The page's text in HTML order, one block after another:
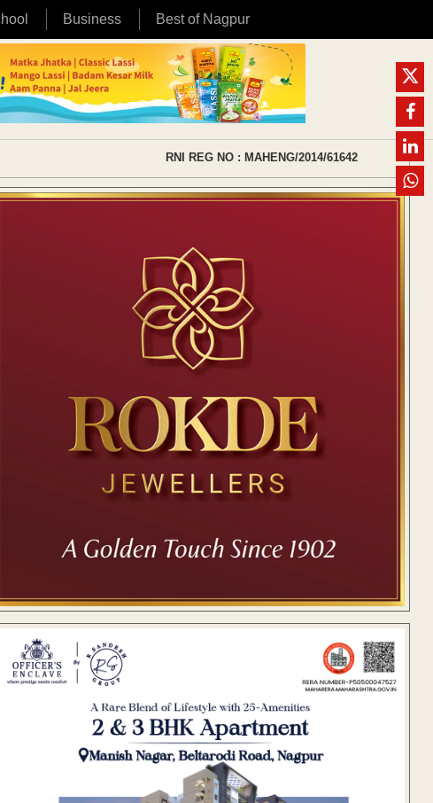
Business Best of Nagpur
RNI REG NO : MAHENG/2014/61642